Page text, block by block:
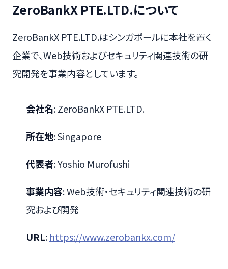
ZeroBankX PTE.LTD.について
ZeroBankX PTE.LTD.はシンガポールに本社を置く
企業で、Web技術およびセキュリティ関連技術の研
究開発を事業内容としています。
会社名: ZeroBankX PTE.LTD.
所在地: Singapore
代表者: Yoshio Murofushi
事業内容: Web技術・セキュリティ関連技術の研
究および開発
URL: https://www.zerobankx.com/